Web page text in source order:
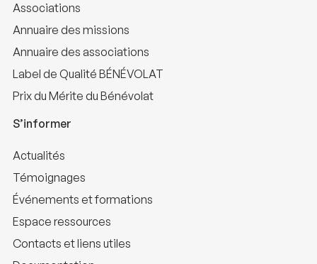
Associations
Annuaire des missions
Annuaire des associations
Label de Qualité BÉNÉVOLAT
Prix du Mérite du Bénévolat
S’informer
Actualités
Témoignages
Événements et formations
Espace ressources
Contacts et liens utiles